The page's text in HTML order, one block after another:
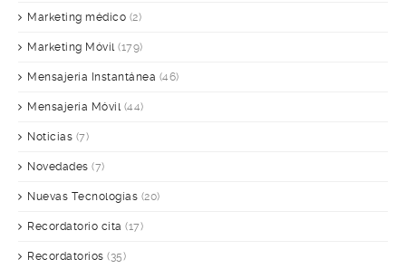
Marketing médico (2)
Marketing Móvil(179)
Mensajería Instantánea (46)
Mensajería Móvil(44)
Noticias (7)
Novedades (7)
Nuevas Tecnologías (20)
Recordatorio cita (17)
Recordatorios (35)